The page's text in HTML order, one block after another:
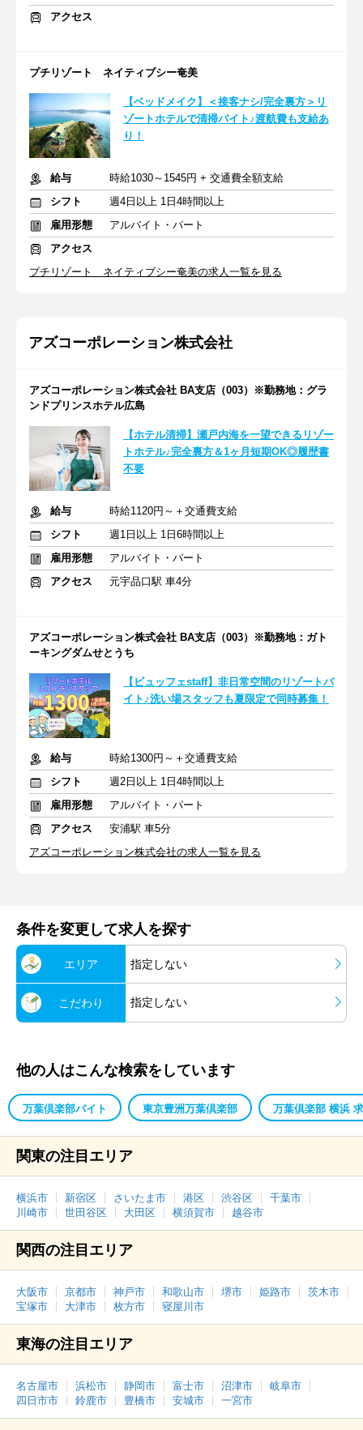
アクセス
プチリゾート ネイティブシー奄美
【ベッドメイク】＜接客ナシ/完全裏方＞リ
ゾートホテルで清掃バイト♪渡航費も支給あ
り！
給与
時給1030～1545円 + 交通費全額支給
シフト
週4日以上 1日4時間以上
雇用形態
アルバイト・パート
アクセス
プチリゾート ネイティブシー奄美の求人一覧を見る
アズコーポレーション株式会社
アズコーポレーション株式会社 BA支店（003）※勤務地：グラ
ンドプリンスホテル広島
【ホテル清掃】瀬戸内海を一望できるリゾー
トホテル♪完全裏方＆1ヶ月短期OK◎履歴書
不要
給与
時給1120円～＋交通費支給
シフト
週1日以上 1日6時間以上
雇用形態
アルバイト・パート
アクセス
元宇品口駅 車4分
アズコーポレーション株式会社 BA支店（003）※勤務地：ガト
ーキングダムせとうち
【ビュッフェstaff】非日常空間のリゾートバ
イト♪洗い場スタッフも夏限定で同時募集！
給与
時給1300円～＋交通費支給
シフト
週2日以上 1日4時間以上
雇用形態
アルバイト・パート
アクセス
安浦駅 車5分
アズコーポレーション株式会社の求人一覧を見る
条件を変更して求人を探す
エリア 指定しない
こだわり 指定しない
他の人はこんな検索をしています
万葉倶楽部バイト 東京豊洲万葉倶楽部 万葉倶楽部 横浜
関東の注目エリア
横浜市 新宿区 さいたま市 港区 渋谷区
千葉市
川崎市
世田谷区 大田区 横須賀市 越谷市
関西の注目エリア
大阪市 京都市 神戸市 和歌山市 堺市 姫路市
茨木市
宝塚市
大津市 枚方市 寝屋川市
東海の注目エリア
名古屋市 浜松市 静岡市 富士市 沼津市
岐阜市
四日市市
鈴鹿市 豊橋市 安城市 一宮市